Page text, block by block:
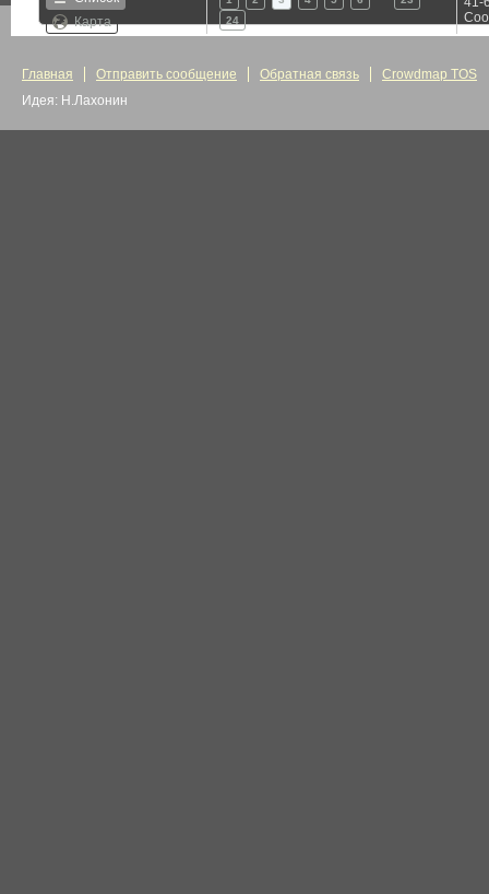
Карта
24
Главная Отправить сообщение Обратная связь
Crowdmap TOS
Идея: Н.Лахонин